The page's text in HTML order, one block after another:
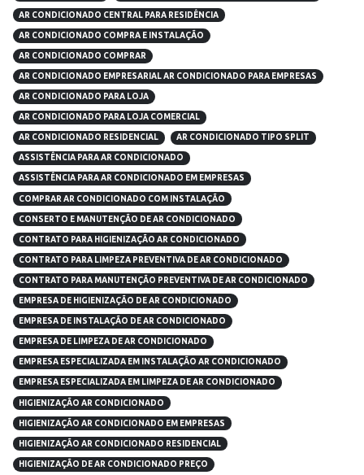
AR CONDICIONADO CENTRAL PARA RESIDÊNCIA
AR CONDICIONADO COMPRA E INSTALAÇÃO
AR CONDICIONADO COMPRAR
AR CONDICIONADO EMPRESARIAL AR CONDICIONADO PARA EMPRESAS
AR CONDICIONADO PARA LOJA
AR CONDICIONADO PARA LOJA COMERCIAL
AR CONDICIONADO RESIDENCIAL AR CONDICIONADO TIPO SPLIT
ASSISTÊNCIA PARA AR CONDICIONADO
ASSISTÊNCIA PARA AR CONDICIONADO EM EMPRESAS
COMPRAR AR CONDICIONADO COM INSTALAÇÃO
CONSERTO E MANUTENÇÃO DE AR CONDICIONADO
CONTRATO PARA HIGIENIZAÇÃO AR CONDICIONADO
CONTRATO PARA LIMPEZA PREVENTIVA DE AR CONDICIONADO
CONTRATO PARA MANUTENÇÃO PREVENTIVA DE AR CONDICIONADO
EMPRESA DE HIGIENIZAÇÃO DE AR CONDICIONADO
EMPRESA DE INSTALAÇÃO DE AR CONDICIONADO
EMPRESA DE LIMPEZA DE AR CONDICIONADO
EMPRESA ESPECIALIZADA EM INSTALAÇÃO AR CONDICIONADO
EMPRESA ESPECIALIZADA EM LIMPEZA DE AR CONDICIONADO
HIGIENIZAÇÃO AR CONDICIONADO
HIGIENIZAÇÃO AR CONDICIONADO EM EMPRESAS
HIGIENIZAÇÃO AR CONDICIONADO RESIDENCIAL
HIGIENIZAÇÃO DE AR CONDICIONADO PREÇO